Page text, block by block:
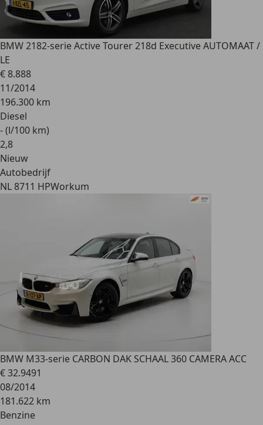
BMW 2182-serie Active Tourer 218d Executive AUTOMAAT /
LE
€ 8.888
11/2014
196.300 km
Diesel
- (l/100 km)
2,8
Nieuw
Autobedrijf
NL 8711 HPWorkum
BMW M33-serie CARBON DAK SCHAAL 360 CAMERA ACC
€ 32.9491
08/2014
181.622 km
Benzine